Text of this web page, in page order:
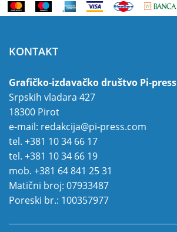
KONTAKT
Grafičko-izdavačko društvo Pi-press
Srpskih vladara 427
18300 Pirot
e-mail: redakcija@pi-press.com
tel. +381 10 34 66 17
tel. +381 10 34 66 19
mob. +381 64 841 25 31
Matični broj: 07933487
Poreski br.: 100357977